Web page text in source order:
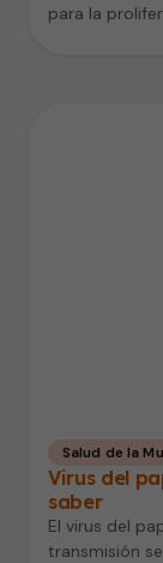
para la
Salud de la
Virus del
saber
El virus del
transmisión